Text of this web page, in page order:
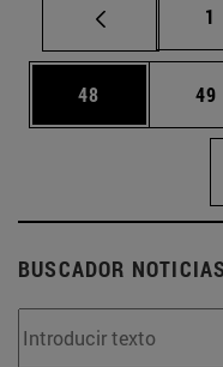
1
Página
48 49
BUSCADOR NOTICIAS